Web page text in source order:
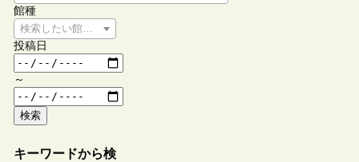
館種
検索したい館種を選択してください
投稿日
～
検索
キーワードから検